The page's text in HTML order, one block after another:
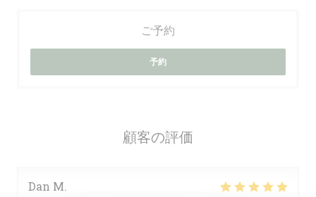
顧客の評価
Dan M
ご予約
予約